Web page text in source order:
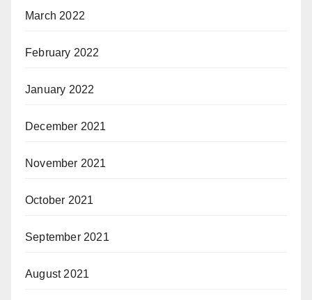
March 2022
February 2022
January 2022
December 2021
November 2021
October 2021
September 2021
August 2021